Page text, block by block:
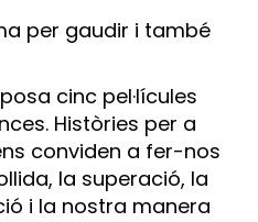
per gaudir i també
cinc pel·lícules
Històries per a
conviden a fer-nos
la superació, la
i la nostra manera